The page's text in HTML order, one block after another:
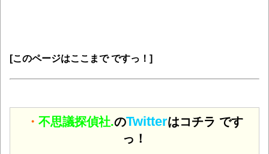
[このページはここまで ですっ！]
・ 不思議探偵社.のTwitterはコチラ です
っ！